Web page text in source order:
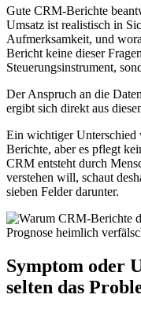
Gute CRM-Berichte
Umsatz ist realistisch in
Aufmerksamkeit, und
Bericht keine dieser
Steuerungsinstrument,
Der Anspruch an die
ergibt sich direkt aus
Ein wichtiger Unterschied
Berichte, aber es pflegt
CRM entsteht durch
verstehen will, schaut
sieben Felder darunter.
Symptom oder
selten das